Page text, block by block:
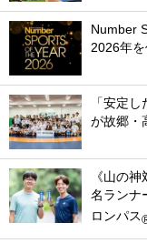
Number
2026年
「安定
が故郷・
《山の
名ランナ
ロンパス